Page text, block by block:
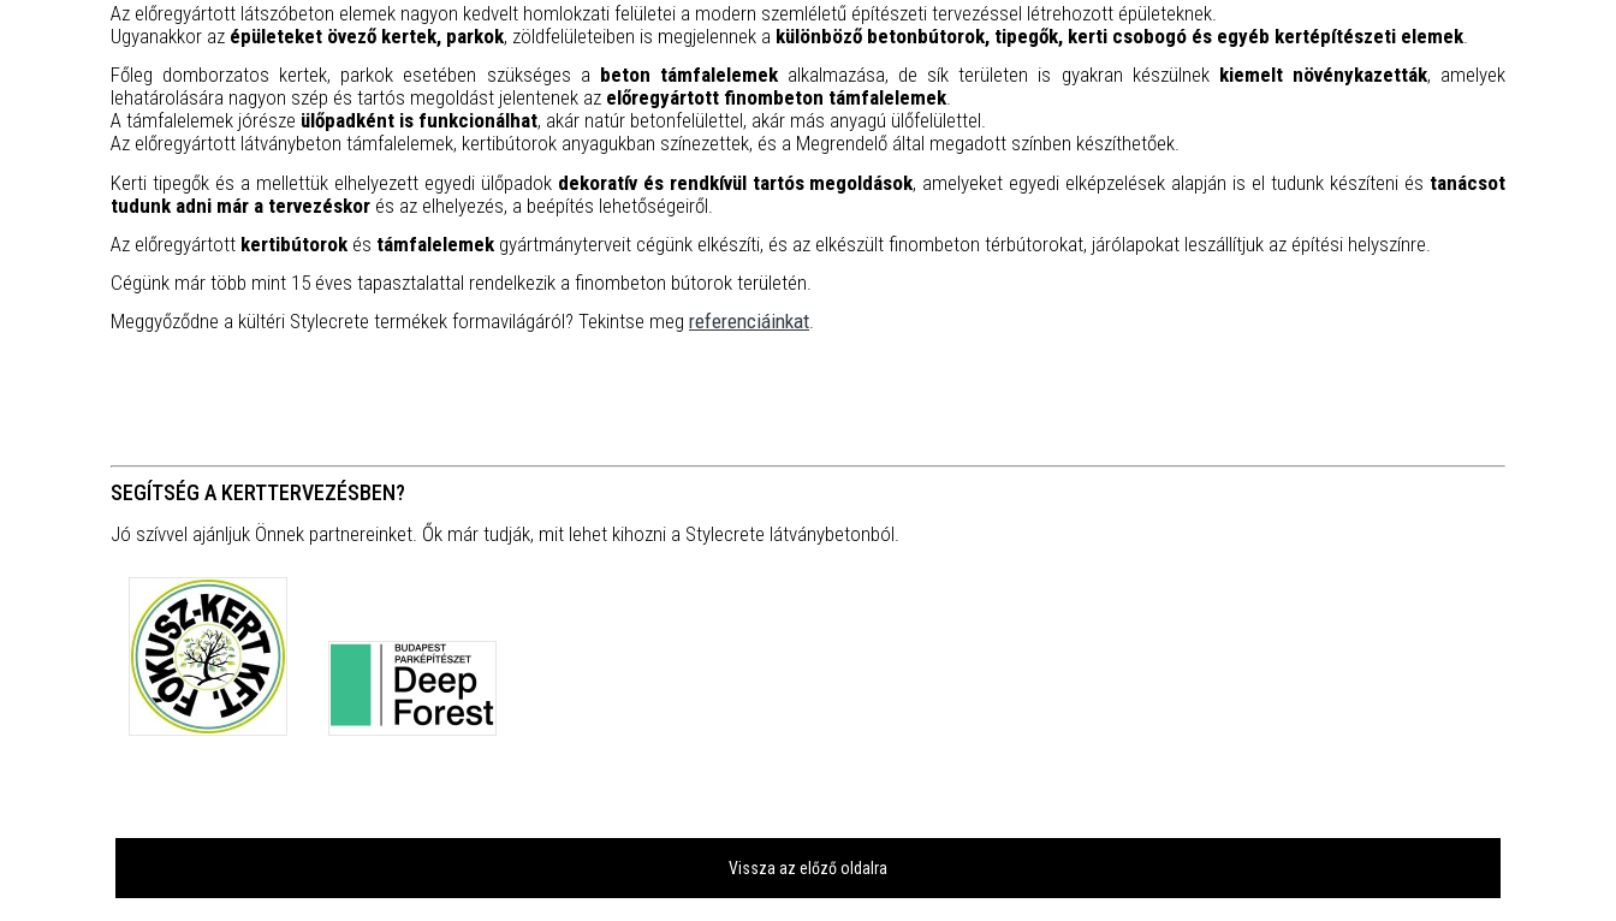
Az előregyártott látszóbeton elemek nagyon kedvelt homlokzati felületei a modern szemléletű építészeti tervezéssel létrehozott épületeknek.
Ugyanakkor az épületeket övező kertek, parkok, zöldfelületeiben is megjelennek a különböző betonbútorok, tipegők, kerti csobogó és egyéb kertépítészeti elemek.
Főleg domborzatos kertek, parkok esetében szükséges a beton támfalelemekalkalmazása, de sík területen is gyakran készülnek kiemelt növénykazetták, amelyek
lehatárolására nagyon szép és tartós megoldást jelentenek az előregyártott finombeton támfalelemek.
A támfalelemek jórésze ülőpadként is funkcionálhat, akár natúr betonfelülettel, akár más anyagú ülőfelülettel.
Az előregyártott látványbeton támfalelemek, kertibútorok anyagukban színezettek, és a Megrendelő által megadott színben készíthetőek.
Kerti tipegők és a mellettük elhelyezett egyedi ülőpadok dekoratív és rendkívül tartós megoldások, amelyeket egyedi elképzelések alapján is el tudunk készíteni és tanácsot
tudunk adni már a tervezéskor és az elhelyezés, a beépítés lehetőségeiről.
Az előregyártott kertibútorok és támfalelemek gyártmányterveit cégünk elkészíti, és az elkészült finombeton térbútorokat, járólapokat leszállítjuk az építési helyszínre.
Cégünk már több mint 15 éves tapasztalattal rendelkezik a finombeton bútorok területén.
Meggyőződne a kültéri Stylecrete termékek formavilágáról? Tekintse meg referenciáinkat.
SEGÍTSÉG A KERTTERVEZÉSBEN?
Jó szívvel ajánljuk Önnek partnereinket. Ők már tudják, mit lehet kihozni a Stylecrete látványbetonból.
Vissza az előző oldalra